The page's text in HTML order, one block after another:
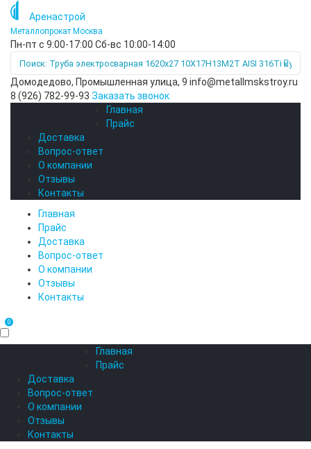
Аренастрой
Металлопрокат Москва
Пн-пт с 9:00-17:00 Сб-вс 10:00-14:00
Домодедово, Промышленная улица, 9 info@metallmskstroy.ru
8 (926) 782-99-93 Заказать звонок
Главная
Прайс
Доставка
Вопрос-ответ
О компании
Отзывы
Контакты
Главная
Прайс
Доставка
Вопрос-ответ
О компании
Отзывы
Контакты
0
Главная
Прайс
Доставка
Вопрос-ответ
О компании
Отзывы
Контакты